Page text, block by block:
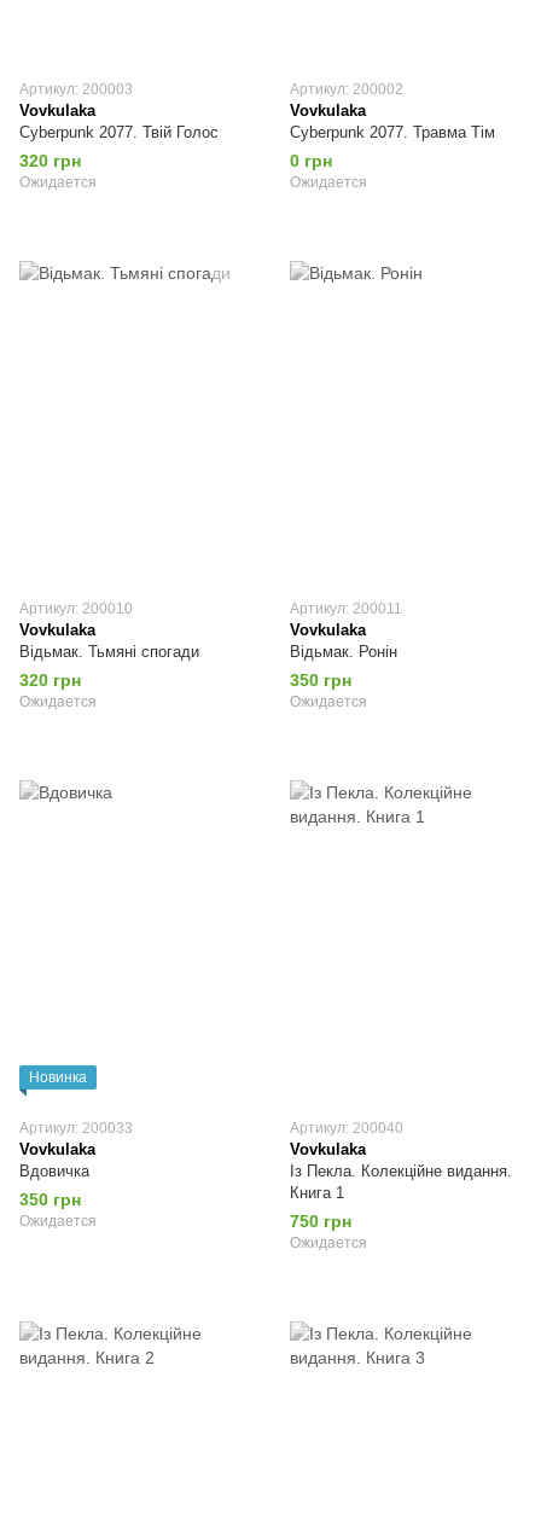
Артикул: 200003
Vovkulaka
Cyberpunk 2077. Твій Голос
320 грн
Ожидается
Артикул: 200002
Vovkulaka
Cyberpunk 2077. Травма Тім
0 грн
Ожидается
Артикул: 200010
Vovkulaka
Відьмак. Тьмяні спогади
320 грн
Ожидается
Артикул: 200011
Vovkulaka
Відьмак. Ронін
350 грн
Ожидается
Новинка
Артикул: 200033
Vovkulaka
Вдовичка
350 грн
Ожидается
Артикул: 200040
Vovkulaka
Із Пекла. Колекційне видання.
Книга 1
750 грн
Ожидается